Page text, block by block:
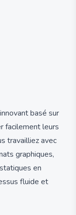
basé sur
facilement leurs
travailliez avec
graphiques,
en
fluide et